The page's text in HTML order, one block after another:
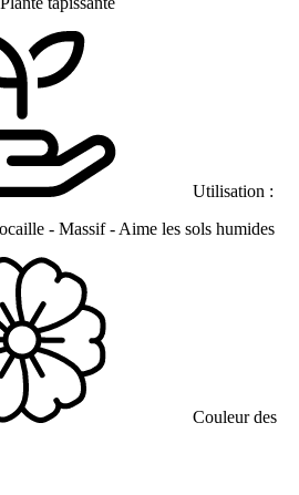
Utilisation :
- Massif - Aime les sols humides
Couleur des